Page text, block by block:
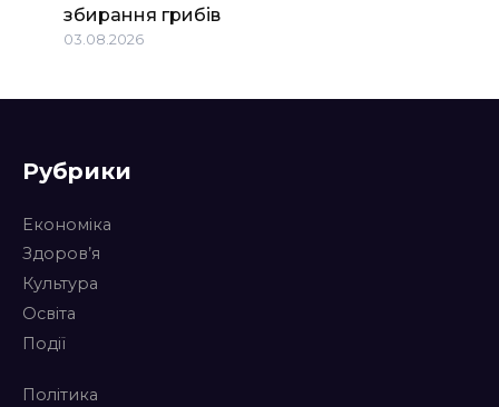
збирання грибів
03.08.2026
Рубрики
Економіка
Здоров’я
Культура
Освіта
Події
Політика